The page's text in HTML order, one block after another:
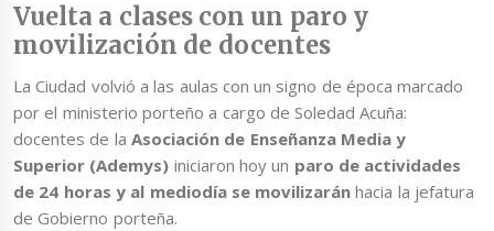
Vuelta a clases con un paro y
movilización de docentes
La Ciudad volvió a las aulas con un signo de época marcado
por el ministerio porteño a cargo de Soledad Acuña:
docentes de la Asociación de Enseñanza Media y
Superior (Ademys) iniciaron hoy un paro de actividades
de 24 horas y al mediodía se movilizarán hacia la jefatura
de Gobierno porteña.